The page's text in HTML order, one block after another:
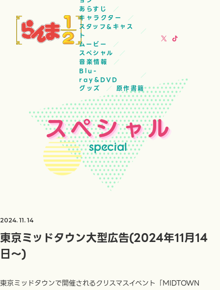
あらすじ
キャラクター
スタッフ&キャス
ト
ムービー
スペシャル
音楽情報
Blu-
ray&DVD
グッズ
原作書籍
スペシャル
special
2024. 11. 14
東京ミッドタウン大型広告(2024年11月14
日〜)
東京ミッドタウンで開催されるクリスマスイベント「MIDTOWN